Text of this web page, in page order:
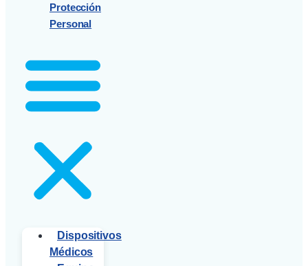
Protección
Personal
Dispositivos
Médicos